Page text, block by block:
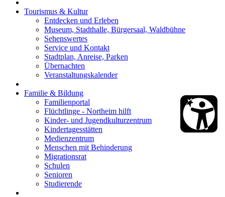
Tourismus & Kultur
Entdecken und Erleben
Museum, Stadthalle, Bürgersaal, Waldbühne
Sehenswertes
Service und Kontakt
Stadtplan, Anreise, Parken
Übernachten
Veranstaltungskalender
Familie & Bildung
Familienportal
Flüchtlinge - Northeim hilft
Kinder- und Jugendkulturzentrum
Kindertagesstätten
Medienzentrum
Menschen mit Behinderung
Migrationsrat
Schulen
Senioren
Studierende